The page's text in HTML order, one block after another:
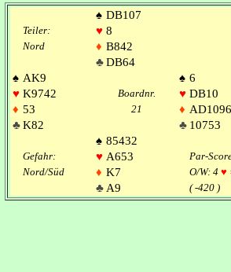
♠ DB107
Teiler: ♥ 8
Nord ♦ B842
♣DB64
♠ AK9 ♠ 6
♥ K9742 Boardnr. ♥ DB10
♦ 53 21 ♦ AD1096
♣K82 ♣ 10753
♠ 85432
Gefahr: ♥ A653
Par-
Nord/Süd
♦ K7 O/W: 4 ♥
♣ A9 ( -420 )